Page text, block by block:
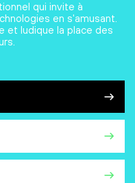
qui invite à
en s'amusant.
et ludique la place des